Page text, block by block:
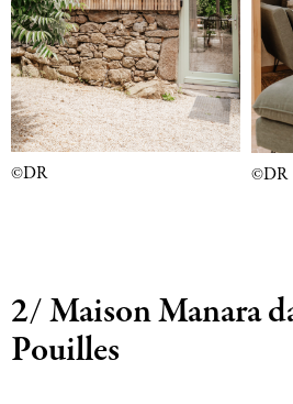
©DR ©DR
2/ Maison Manara
Pouilles